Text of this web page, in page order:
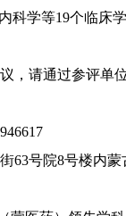
科学等19个临床
，请通过参评单
63号院8号楼内